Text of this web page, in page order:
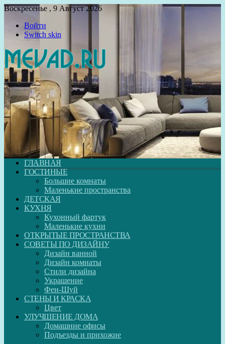
Воскресенье , 9 Август 2026
Войти
Switch skin
ГЛАВНАЯ
ГОСТИНЫЕ
Большие комнаты
Маленькие пространства
ДЕТСКАЯ
КУХНЯ
Кухонный фартук
Маленькие кухни
ОТКРЫТЫЕ ПРОСТРАНСТВА
СОВЕТЫ ПО ДИЗАЙНУ
Дизайн ванной
Дизайн комнаты
Стили дизайна
Украшение
Фен-Шуй
СТЕНЫ И КРАСКА
Цвет
УЛУЧШЕНИЕ ДОМА
Домашние офисы
Подъезды и прихожие